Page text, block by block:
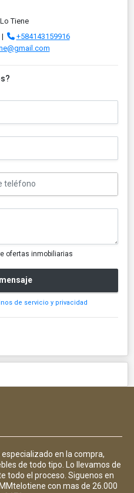
Tiene
+584143159916
ofertas inmobiliarias
de servicio y privacidad
en la compra,
de todo tipo. Lo llevamos de
todo el proceso. Siguenos en
con mas de 26.000